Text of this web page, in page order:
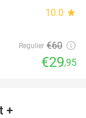
10.0 star
Regulier €60
€29,95
+